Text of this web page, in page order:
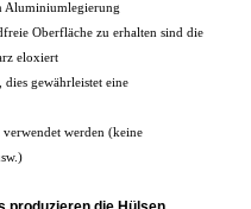
Aluminiumlegierung
Oberfläche zu erhalten sind die
eloxiert
gewährleistet eine
werden (keine